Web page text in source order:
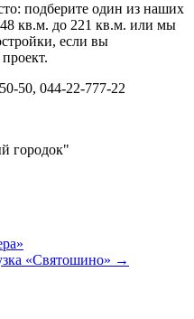
подберите один из наших
кв.м. до 221 кв.м. или мы
если вы
50, 044-22-777-22
городок"
«Святошино» →